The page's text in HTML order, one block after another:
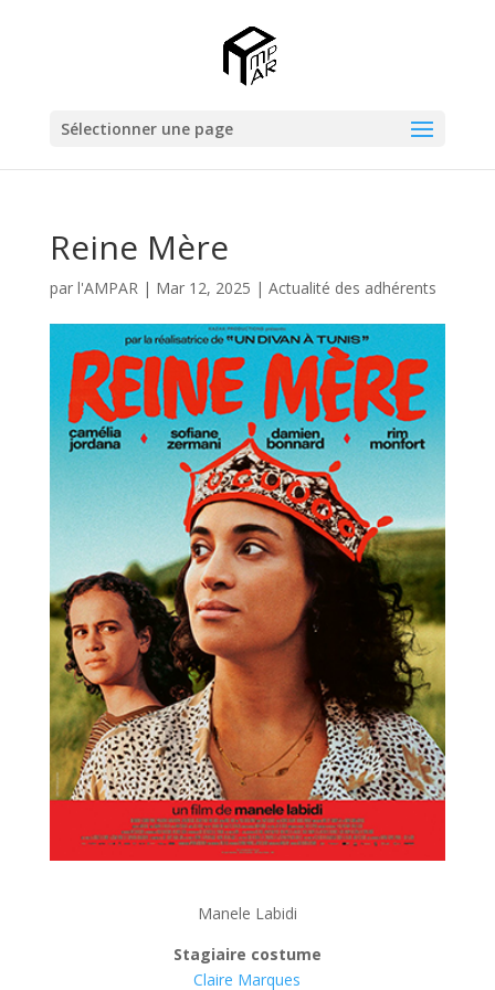
Sélectionner une page
Reine Mère
par l'AMPAR| Mar 12, 2025 | Actualité des adhérents
Manele Labidi
Stagiaire costume
Claire Marques